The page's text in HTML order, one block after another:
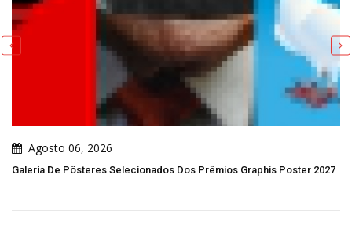
Agosto 06, 2026
Galeria De Pôsteres Selecionados Dos Prêmios Graphis Poster 2027